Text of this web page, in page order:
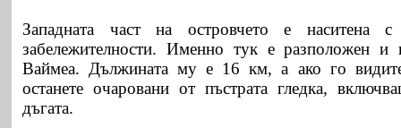
Западната част на островчето е наситена
забележителности. Именно тук е разположен и
Ваймеа. Дължината му е 16 км, а ако го
останете очаровани от пъстрата гледка,
дъгата.